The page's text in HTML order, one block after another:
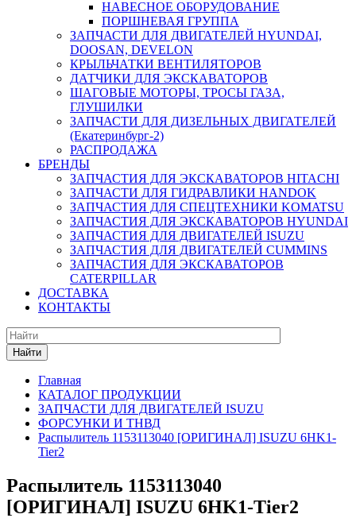
НАВЕСНОЕ ОБОРУДОВАНИЕ
ПОРШНЕВАЯ ГРУППА
ЗАПЧАСТИ ДЛЯ ДВИГАТЕЛЕЙ HYUNDAI,
DOOSAN, DEVELON
КРЫЛЬЧАТКИ ВЕНТИЛЯТОРОВ
ДАТЧИКИ ДЛЯ ЭКСКАВАТОРОВ
ШАГОВЫЕ МОТОРЫ, ТРОСЫ ГАЗА,
ГЛУШИЛКИ
ЗАПЧАСТИ ДЛЯ ДИЗЕЛЬНЫХ ДВИГАТЕЛЕЙ
(Екатеринбург-2)
РАСПРОДАЖА
БРЕНДЫ
ЗАПЧАСТИЯ ДЛЯ ЭКСКАВАТОРОВ HITACHI
ЗАПЧАСТИ ДЛЯ ГИДРАВЛИКИ HANDOK
ЗАПЧАСТИЯ ДЛЯ СПЕЦТЕХНИКИ KOMATSU
ЗАПЧАСТИЯ ДЛЯ ЭКСКАВАТОРОВ HYUNDAI
ЗАПЧАСТИЯ ДЛЯ ДВИГАТЕЛЕЙ ISUZU
ЗАПЧАСТИЯ ДЛЯ ДВИГАТЕЛЕЙ CUMMINS
ЗАПЧАСТИЯ ДЛЯ ЭКСКАВАТОРОВ
CATERPILLAR
ДОСТАВКА
КОНТАКТЫ
Найти
Главная
КАТАЛОГ ПРОДУКЦИИ
ЗАПЧАСТИ ДЛЯ ДВИГАТЕЛЕЙ ISUZU
ФОРСУНКИ И ТНВД
Распылитель 1153113040 [ОРИГИНАЛ] ISUZU 6HK1-
Tier2
Распылитель 1153113040
[ОРИГИНАЛ] ISUZU 6HK1-Tier2